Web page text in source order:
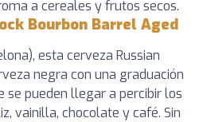
a cereales y frutos secos.
Bourbon Barrel Aged
esta cerveza Russian
negra con una graduación
se pueden llegar a percibir los
vainilla, chocolate y café. Sin